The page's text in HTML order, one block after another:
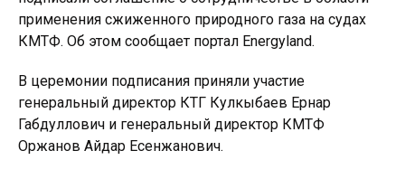
применения сжиженного природного газа на судах
КМТФ. Об этом сообщает портал Energyland.
В церемонии подписания приняли участие
генеральный директор КТГ Кулкыбаев Ернар
Габдуллович и генеральный директор КМТФ
Оржанов Айдар Есенжанович.